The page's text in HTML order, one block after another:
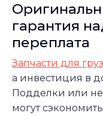
гарантия
переплата
Запчасти для
а инвестиция в
Подделки или
могут